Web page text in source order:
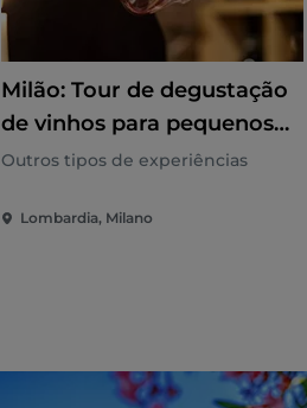
Milão: Tour de degustação
de vinhos para pequenos
grupos
Outros tipos de experiências
Lombardia, Milano